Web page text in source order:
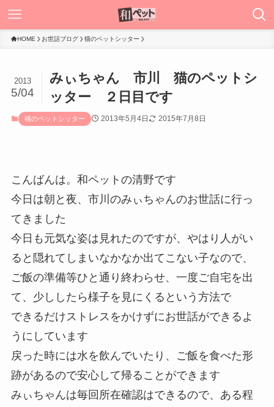
HOME お世話ブログ 猫のペットシッター
みぃちゃん 市川 猫のペットシ
ッター ２日目です
2013
5/04
猫のペットシッター 2013年5月4日 2015年7月8日
こんばんは。和ペットの清野です
今日は朝と夜、市川のみぃちゃんのお世話に行っ
てきました
今日も元気な姿は見れたのですが、やはり人がい
ると隠れてしまいなかなか出てこない子なので、
ご飯の準備等ひと通り終わらせ、一度ご自宅を出
て、少ししたら様子を見にくるという方法で
できるだけストレスをかけずにお世話ができるよ
うにしています
戻った時には水を飲んでいたり、ご飯を食べた形
跡があるので安心して帰ることができます
みぃちゃんは毎回所在確認はできるので、ある程